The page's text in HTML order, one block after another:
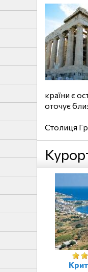
країни є
оточує
Столиця